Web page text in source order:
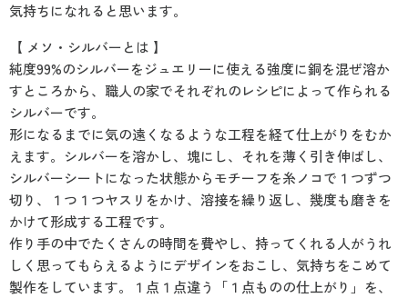
気持ちになれると思います。
【 メソ・シルバーとは 】
純度99%のシルバーをジュエリーに使える強度に銅を混ぜ溶か
すところから、職人の家でそれぞれのレシピによって作られる
シルバーです。
形になるまでに気の遠くなるような工程を経て仕上がりをむか
えます。シルバーを溶かし、塊にし、それを薄く引き伸ばし、
シルバーシートになった状態からモチーフを糸ノコで１つずつ
切り、１つ１つヤスリをかけ、溶接を繰り返し、幾度も磨きを
かけて形成する工程です。
作り手の中でたくさんの時間を費やし、持ってくれる人がうれ
しく思ってもらえるようにデザインをおこし、気持ちをこめて
製作をしています。１点１点違う「１点ものの仕上がり」を、